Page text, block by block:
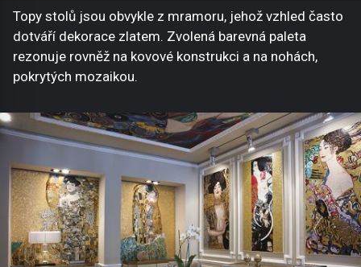
Topy stolů jsou obvykle z mramoru, jehož vzhled často
dotváří dekorace zlatem. Zvolená barevná paleta
rezonuje rovněž na kovové konstrukci a na nohách,
pokrytých mozaikou.